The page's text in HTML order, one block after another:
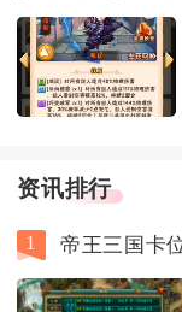
资讯排行
1 帝王三国卡